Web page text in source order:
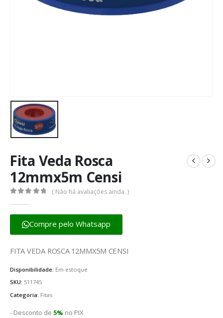
Fita Veda Rosca
12mmx5m Censi
( Não há avaliações ainda. )
Compre pelo Whatsapp
FITA VEDA ROSCA 12MMX5M CENSI
Disponibilidade: Em estoque
SKU: 511745
Categoria: Fitas
- Desconto de 5% no PIX